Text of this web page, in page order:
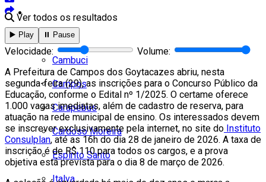
Cidades
Todos
Cambuci
Campos
Carapebus
Cardoso Moreira
Espírito Santo
Italva
Ver todos os resultados
▶️ Play ⏸️ Pause
Velocidade:
Volume:
A Prefeitura de Campos dos Goytacazes abriu, nesta
segunda-feira (29), as inscrições para o Concurso Público da
Educação, conforme o Edital nº 1/2025. O certame oferece
1.000 vagas imediatas, além de cadastro de reserva, para
atuação na rede municipal de ensino. Os interessados devem
se inscrever exclusivamente pela internet, no site do Instituto
Consulplan, até as 16h do dia 28 de janeiro de 2026. A taxa de
inscrição é de R$ 110 para todos os cargos, e a prova
objetiva está prevista para o dia 8 de março de 2026.